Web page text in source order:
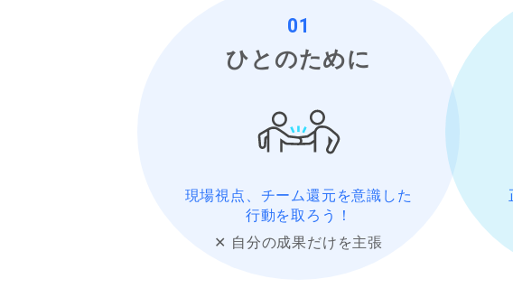
01
ひとのために
現場視点、チーム還元を意識した
行動を取ろう！
✕ 自分の成果だけを主張